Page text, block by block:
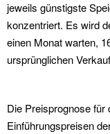
jeweils günstigste
konzentriert. Es wird
einen Monat warten,
ursprünglichen
Die Preisprognose
Einführungspreisen